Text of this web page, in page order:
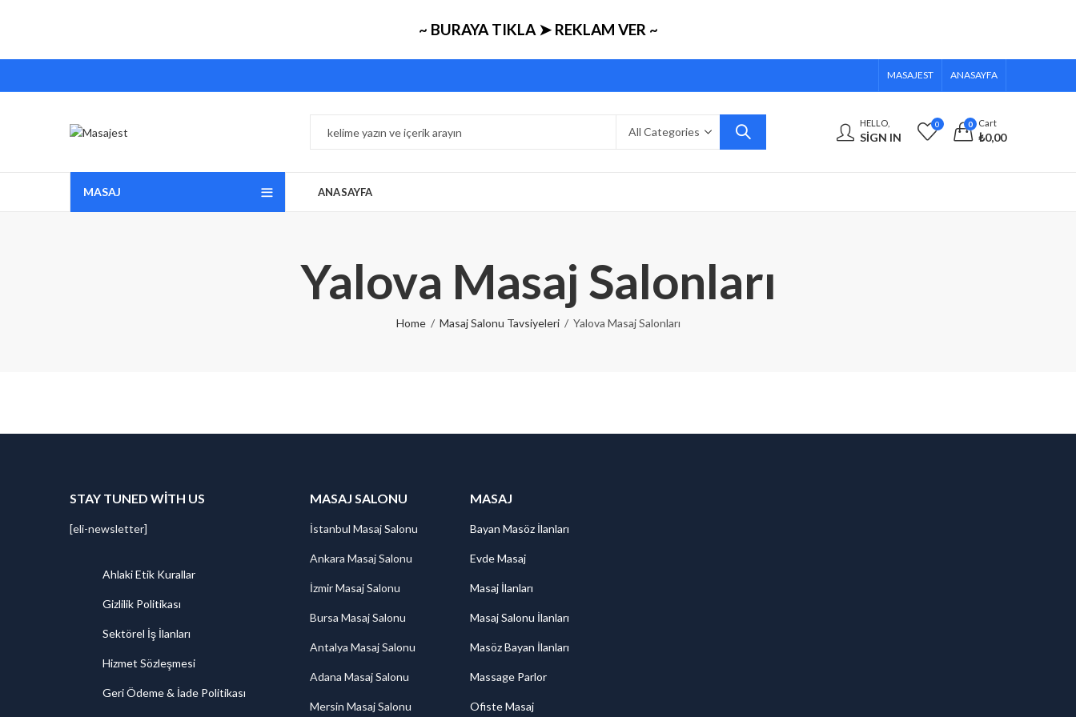
~ BURAYA TIKLA ➤ REKLAM VER ~
MASAJEST ANASAYFA
HELLO,
SIGN IN
0 0 Cart
₺0,00
MASAJ ANASAYFA
Yalova Masaj Salonları
Home Masaj Salonu Tavsiyeleri Yalova Masaj Salonları
STAY TUNED WITH US
[eli-newsletter]
Ahlaki Etik Kurallar
Gizlilik Politikası
Sektörel İş İlanları
Hizmet Sözleşmesi
Geri Ödeme & İade Politikası
MASAJ SALONU
İstanbul Masaj Salonu
Ankara Masaj Salonu
İzmir Masaj Salonu
Bursa Masaj Salonu
Antalya Masaj Salonu
Adana Masaj Salonu
Mersin Masaj Salonu
MASAJ
Bayan Masöz İlanları
Evde Masaj
Masaj İlanları
Masaj Salonu İlanları
Masöz Bayan İlanları
Massage Parlor
Ofiste Masaj